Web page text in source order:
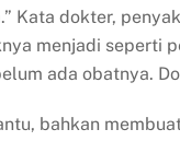
Kata dokter,
menjadi
ada obatnya.
bahkan